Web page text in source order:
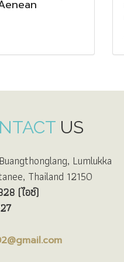
US
Lumlukka
Thailand 12150
(ไอซ์)